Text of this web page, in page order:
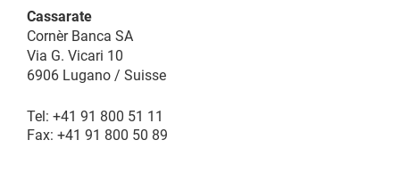
Cassarate
Cornèr Banca SA
Via G. Vicari 10
6906 Lugano / Suisse
Tel: +41 91 800 51 11
Fax: +41 91 800 50 89